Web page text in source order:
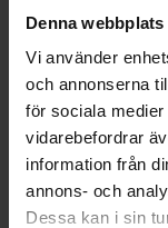
Denna
Vi använder
och annonserna
för sociala
vidarebefordrar
information från
annons- och
Dessa kan i sin